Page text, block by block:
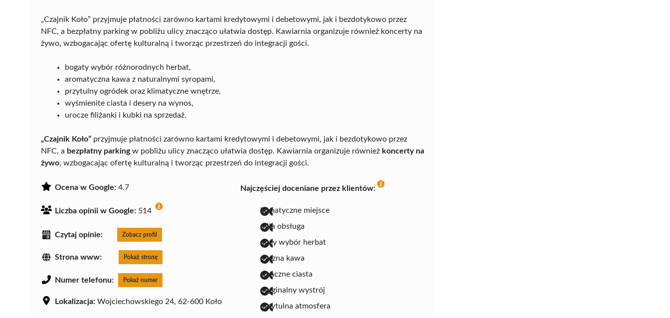
„Czajnik Koło” przyjmuje płatności zarówno kartami kredytowymi i debetowymi, jak i bezdotykowo przez
NFC, a bezpłatny parking w pobliżu ulicy znacząco ułatwia dostęp. Kawiarnia organizuje również koncerty na
żywo, wzbogacając ofertę kulturalną i tworząc przestrzeń do integracji gości.
bogaty wybór różnorodnych herbat,
aromatyczna kawa z naturalnymi syropami,
przytulny ogródek oraz klimatyczne wnętrze,
wyśmienite ciasta i desery na wynos,
urocze filiżanki i kubki na sprzedaż.
„Czajnik Koło” przyjmuje płatności zarówno kartami kredytowymi i debetowymi, jak i bezdotykowo przez
NFC, a bezpłatny parkingw pobliżu ulicy znacząco ułatwia dostęp. Kawiarnia organizuje również koncerty na
żywo, wzbogacając ofertę kulturalną i tworząc przestrzeń do integracji gości.
Ocena w Google: 4.7
Liczba opinii w Google: 514
Czytaj opinie: Zobacz profil
Strona www: Pokaż stronę
Numer telefonu: Pokaż numer
Lokalizacja: Wojciechowskiego 24, 62-600 Koło
Najczęściej doceniane przez klientów:
klimatyczne miejsce
miła obsługa
duży wybór herbat
pyszna kawa
smaczne ciasta
oryginalny wystrój
przytulna atmosfera